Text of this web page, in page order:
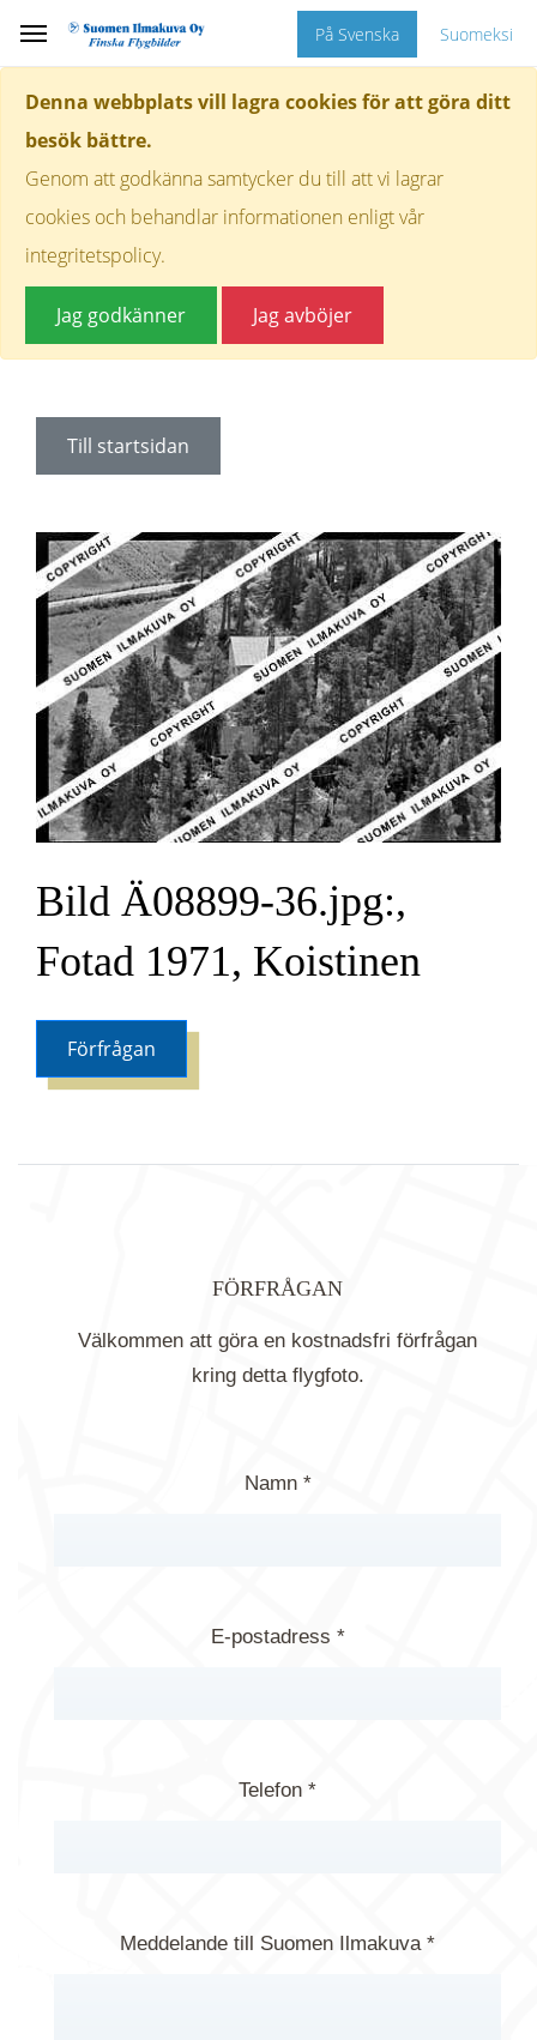
Denna webbplats vill lagra cookies för att göra ditt
besök bättre.
Genom att godkänna samtycker du till att vi lagrar
cookies och behandlar informationen enligt vår
integritetspolicy.
Jag godkänner Jag avböjer
På Svenska Suomeksi
Till startsidan
Bild Ä08899-36.jpg:,
Fotad 1971, Koistinen
Förfrågan
FÖRFRÅGAN
Välkommen att göra en kostnadsfri förfrågan
kring detta flygfoto.
Namn *
E-postadress *
Telefon *
Meddelande till Suomen Ilmakuva *